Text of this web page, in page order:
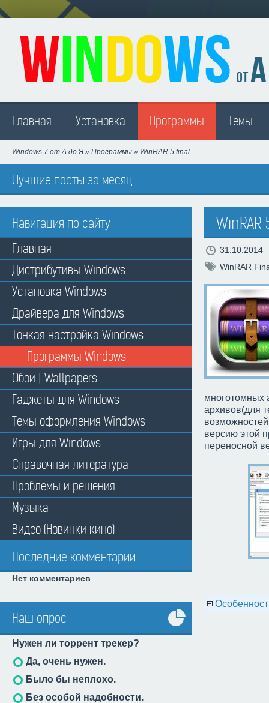
Главная Установка Программы Темы
Windows 7 от А до Я » Программы » WinRAR 5 final
Лучшие посты за месяц
Навигация по сайту
Главная
Дистрибутивы Windows
Установка Windows
Драйвера для Windows
Тонкая настройка Windows
Программы Windows
Обои | Wallpapers
Гаджеты для Windows
Темы оформления Windows
Игры для Windows
Справочная литература
Проблемы и решения
Музыка
Видео (Новинки кино)
Последние комментарии
Нет комментариев
Наш опрос
Все
Нужен ли торрент трекер?
Да, очень нужен.
Было бы неплохо.
Без особой надобности.
31.10.2014
WinRAR
многотомных
архивов(для
версию этой
переносной